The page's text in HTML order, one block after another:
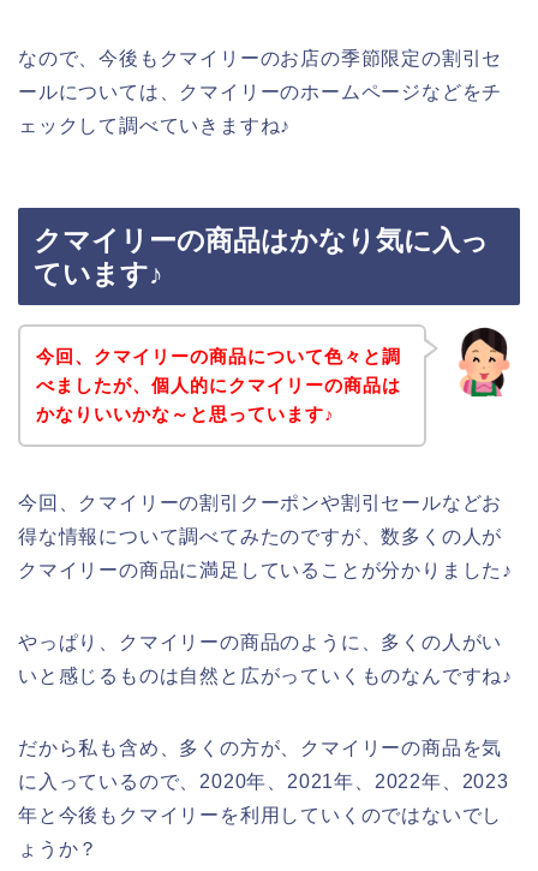
なので、今後もクマイリーのお店の季節限定の割引セ
ールについては、クマイリーのホームページなどをチ
ェックして調べていきますね♪
クマイリーの商品はかなり気に入っ
ています♪
今回、クマイリーの商品について色々と調
べましたが、個人的にクマイリーの商品は
かなりいいかな～と思っています♪
今回、クマイリーの割引クーポンや割引セールなどお
得な情報について調べてみたのですが、数多くの人が
クマイリーの商品に満足していることが分かりました♪
やっぱり、クマイリーの商品のように、多くの人がい
いと感じるものは自然と広がっていくものなんですね♪
だから私も含め、多くの方が、クマイリーの商品を気
に入っているので、2020年、2021年、2022年、2023
年と今後もクマイリーを利用していくのではないでし
ょうか？